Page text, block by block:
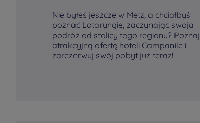
Nie byłeś jeszcze w Metz, a chciałbyś
poznać Lotaryngię, zaczynając swoją
podróż od stolicy tego regionu? Poznaj
atrakcyjną ofertę hoteli Campanile i
zarezerwuj swój pobyt już teraz!